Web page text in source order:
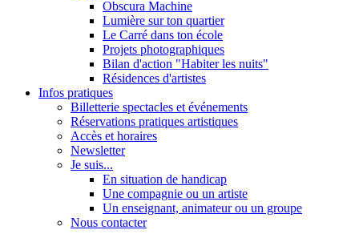
Obscura Machine
Lumière sur ton quartier
Le Carré dans ton école
Projets photographiques
Bilan d'action "Habiter les nuits"
Résidences d'artistes
Infos pratiques
Billetterie spectacles et événements
Réservations pratiques artistiques
Accès et horaires
Newsletter
Je suis...
En situation de handicap
Une compagnie ou un artiste
Un enseignant, animateur ou un groupe
Nous contacter